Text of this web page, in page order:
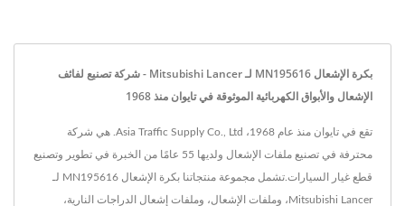
بكرة الإشعال MN195616 لـ Mitsubishi Lancer - شركة تصنيع لفائف
الإشعال والأبواق الكهربائية الموثوقة في تايوان منذ 1968
تقع في تايوان منذ عام 1968، Asia Traffic Supply Co., Ltd. هي شركة
محترفة في تصنيع ملفات الإشعال ولديها 55 عامًا من الخبرة في تطوير وتصنيع
قطع غيار السيارات.تشمل مجموعة منتجاتنا بكرة الإشعال MN195616 لـ
Mitsubishi Lancer، وملفات الإشعال، وملفات إشعال الدراجات النارية،